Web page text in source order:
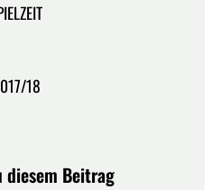
18
Beitrag